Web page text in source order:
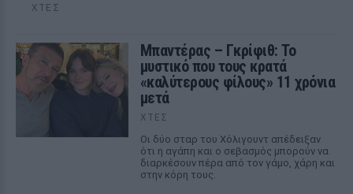
ΧΤΕΣ
Μπαντέρας – Γκρίφιθ: Το
μυστικό που τους κρατά
«καλύτερους φίλους» 11 χρόνια
μετά
ΧΤΕΣ
Οι δύο σταρ του Χόλιγουντ απέδειξαν
ότι η αγάπη και ο σεβασμός μπορούν να
διαρκέσουν πέρα από τον γάμο, χάρη και
στην κόρη τους.